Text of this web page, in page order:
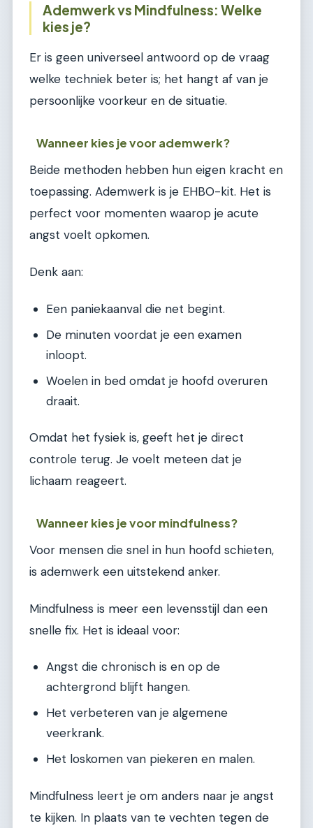
Ademwerk vs Mindfulness: Welke
kies je?
Er is geen universeel antwoord op de vraag
welke techniek beter is; het hangt af van je
persoonlijke voorkeur en de situatie.
Wanneer kies je voor ademwerk?
Beide methoden hebben hun eigen kracht en
toepassing. Ademwerk is je EHBO-kit. Het is
perfect voor momenten waarop je acute
angst voelt opkomen.
Denk aan:
Een paniekaanval die net begint.
De minuten voordat je een examen
inloopt.
Woelen in bed omdat je hoofd overuren
draait.
Omdat het fysiek is, geeft het je direct
controle terug. Je voelt meteen dat je
lichaam reageert.
Wanneer kies je voor mindfulness?
Voor mensen die snel in hun hoofd schieten,
is ademwerk een uitstekend anker.
Mindfulness is meer een levensstijl dan een
snelle fix. Het is ideaal voor:
Angst die chronisch is en op de
achtergrond blijft hangen.
Het verbeteren van je algemene
veerkrank.
Het loskomen van piekeren en malen.
Mindfulness leert je om anders naar je angst
te kijken. In plaats van te vechten tegen de